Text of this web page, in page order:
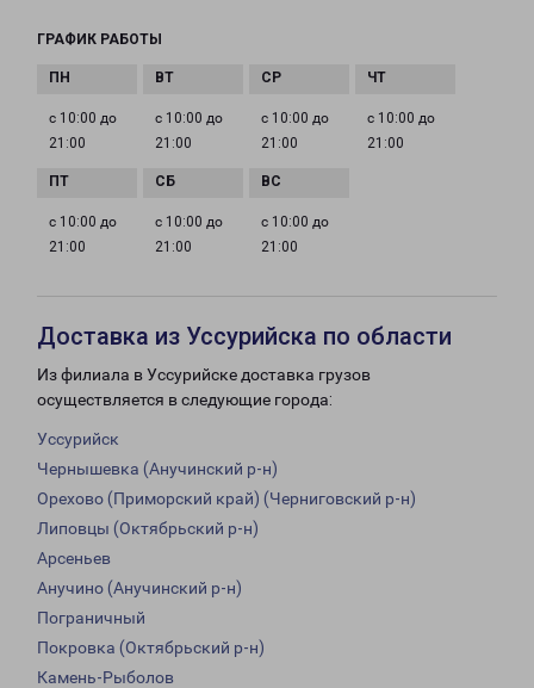
ГРАФИК РАБОТЫ
с 10:00 до
21:00
с 10:00 до
21:00
с 10:00 до
21:00
с 10:00 до
21:00
с 10:00 до
21:00
с 10:00 до
21:00
с 10:00 до
21:00
Доставка из Уссурийска по области
Из филиала в Уссурийске доставка грузов
осуществляется в следующие города:
Уссурийск
Чернышевка (Анучинский р-н)
Орехово (Приморский край) (Черниговский р-н)
Липовцы (Октябрьский р-н)
Арсеньев
Анучино (Анучинский р-н)
Пограничный
Покровка (Октябрьский р-н)
Камень-Рыболов